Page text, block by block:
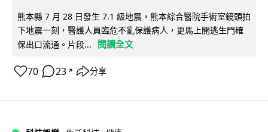
熊本縣 7 月 28 日發生 7.1 級地震，熊本綜合醫院手術室鏡頭拍
下地震一刻，醫護人員臨危不亂保護病人，更馬上開逃生門確
保出口流通。片段...
閱讀全文
70 23 ↗ 分享